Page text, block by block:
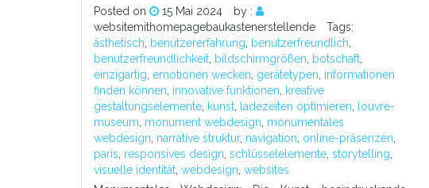
Posted on 15 Mai 2024
by :
websitemithomepagebaukastenerstellende
Tags:
ästhetisch
benutzererfahrung benutzerfreundlich
benutzerfreundlichkeit bildschirmgrößen botschaft
einzigartig emotionen wecken gerätetypen informationen
finden können innovative funktionen
kreative
gestaltungselemente kunst ladezeiten optimieren
louvre-
museum monument webdesign monumentales
webdesign narrative struktur, navigation online-präsenzen
paris responsives design schlüsselelemente storytelling
visuelle identität webdesign websites